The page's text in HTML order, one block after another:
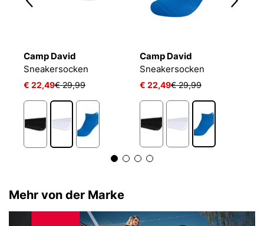
Camp David
Sneakersocken
€ 22,49€ 29,99
Camp David
Sneakersocken
€ 22,49€ 29,99
Mehr von der Marke